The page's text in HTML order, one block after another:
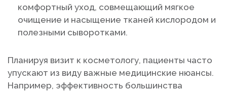
комфортный уход, совмещающий мягкое
очищение и насыщение тканей кислородом и
полезными сыворотками.
Планируя визит к косметологу, пациенты часто
упускают из виду важные медицинские нюансы.
Например, эффективность большинства